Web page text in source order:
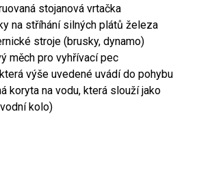
stojanová vrtačka
na stříhání silných plátů železa
stroje (brusky, dynamo)
měch pro vyhřívací pec
výše uvedené uvádí do pohybu
koryta na vodu, která slouží jako
kolo)